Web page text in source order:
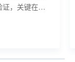
术基础也能